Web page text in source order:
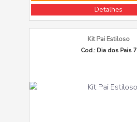
Detalhes
Kit Pai Estiloso
Cod.: Dia dos Pais 7